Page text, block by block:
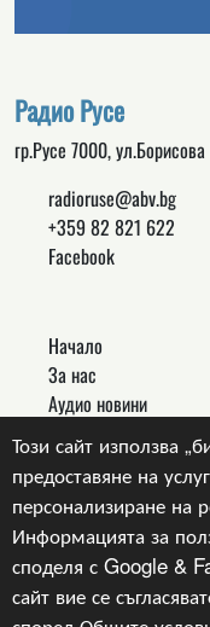
Този сайт използва
предоставяне на
персонализиране на
Информацията за
споделя с Google &
сайт вие се
Радио Русе
гр.Русе 7000,
radioruse@abv.bg
+359 82 821 622
Facebook
Начало
За нас
Аудио новини
Връзки
Контакти
Copyright ©